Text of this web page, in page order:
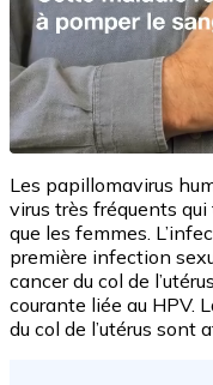
Les papillomavirus
virus très fréquents
que les femmes.
première infection
cancer du col de
courante liée au HPV.
du col de l’utérus sont